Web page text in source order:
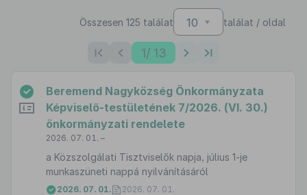
Összesen 125 találat 10 találat / oldal
1/ 13
Beremend Nagyközség Önkormányzata
Képviselő-testületének 7/2026. (VI. 30.)
önkormányzati rendelete
2026. 07. 01. –
a Közszolgálati Tisztviselők napja, július 1-je
munkaszüneti nappá nyilvánításáról
2026. 07. 01. 2026. 07. 01.